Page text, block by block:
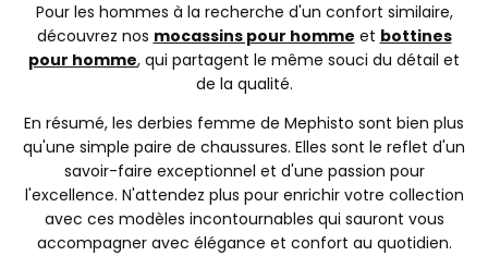
Pour les hommes à la recherche d'un confort similaire,
découvrez nos mocassins pour homme et bottines
pour homme, qui partagent le même souci du détail et
de la qualité.
En résumé, les derbies femme de Mephisto sont bien plus
qu'une simple paire de chaussures. Elles sont le reflet d'un
savoir-faire exceptionnel et d'une passion pour
l'excellence. N'attendez plus pour enrichir votre collection
avec ces modèles incontournables qui sauront vous
accompagner avec élégance et confort au quotidien.